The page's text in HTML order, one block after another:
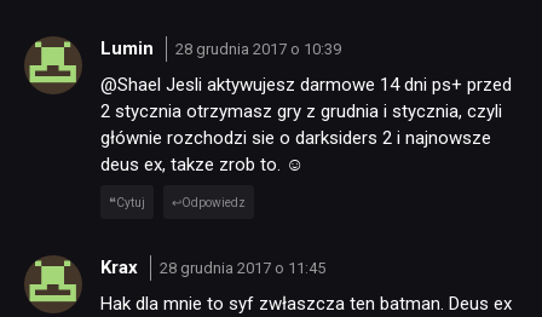
Lumin 28 grudnia 2017 o 10:39
@Shael Jesli aktywujesz darmowe 14 dni ps+ przed
2 stycznia otrzymasz gry z grudnia i stycznia, czyli
głównie rozchodzi sie o darksiders 2 i najnowsze
deus ex, takze zrob to. ☺
Cytuj Odpowiedz
Krax 28 grudnia 2017 o 11:45
Hak dla mnie to syf zwłaszcza ten batman. Deus ex